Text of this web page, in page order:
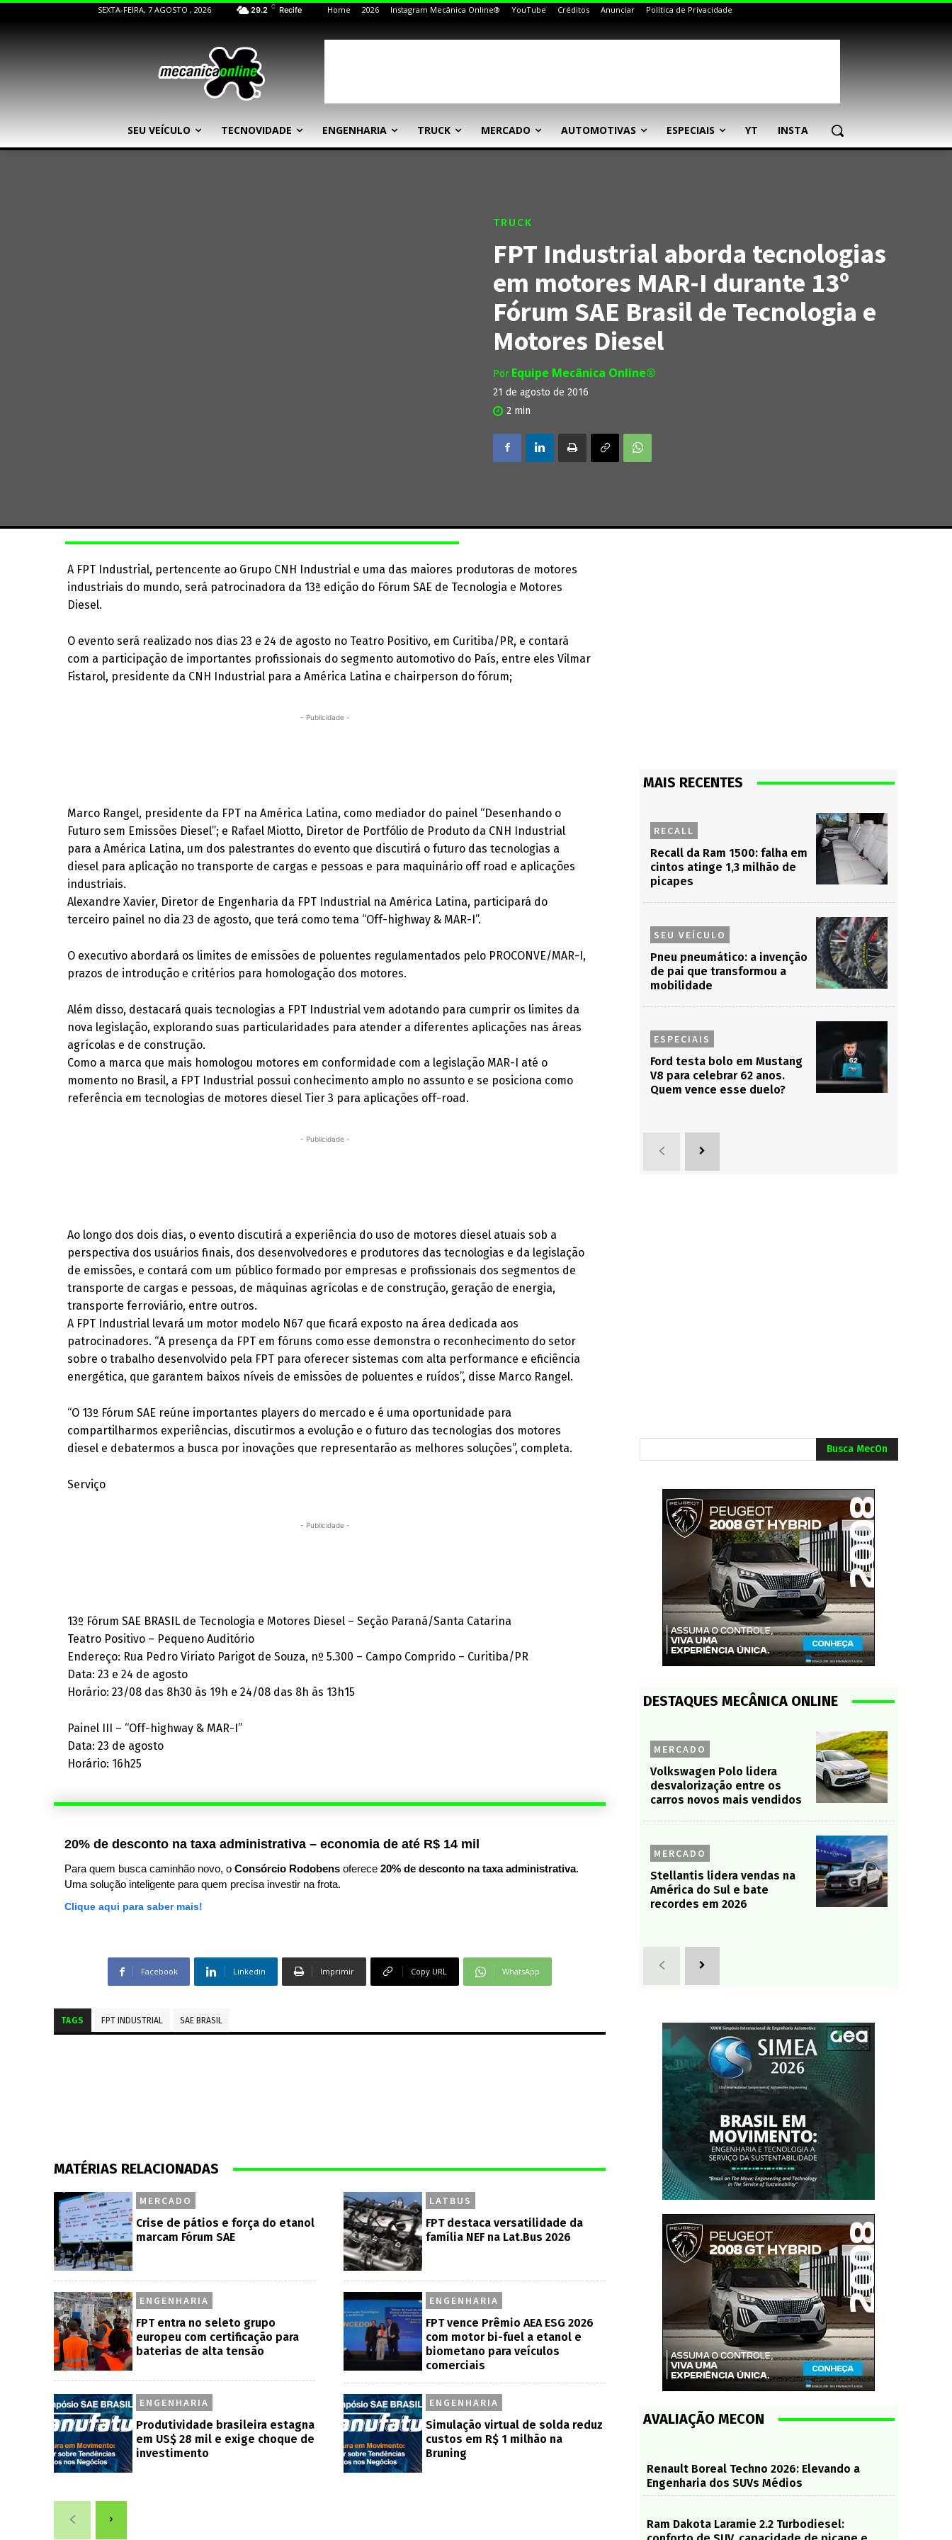
SEXTA-FEIRA, 7 AGOSTO , 2026 29.2 C Recife Home 2026 Instagram Mecânica Online® YouTube Créditos Anunciar Política de Privacidade
SEU VEÍCULO TECNOVIDADE ENGENHARIA TRUCK MERCADO AUTOMOTIVAS ESPECIAIS YT INSTA
TRUCK
FPT Industrial aborda tecnologias
em motores MAR-I durante 13º
Fórum SAE Brasil de Tecnologia e
Motores Diesel
Por Equipe Mecânica Online®
21 de agosto de 2016
2 min
A FPT Industrial, pertencente ao Grupo CNH Industrial e uma das maiores produtoras de motores
industriais do mundo, será patrocinadora da 13ª edição do Fórum SAE de Tecnologia e Motores
Diesel.
O evento será realizado nos dias 23 e 24 de agosto no Teatro Positivo, em Curitiba/PR, e contará
com a participação de importantes profissionais do segmento automotivo do País, entre eles Vilmar
Fistarol, presidente da CNH Industrial para a América Latina e chairperson do fórum;
- Publicidade -
Marco Rangel, presidente da FPT na América Latina, como mediador do painel “Desenhando o
Futuro sem Emissões Diesel”; e Rafael Miotto, Diretor de Portfólio de Produto da CNH Industrial
para a América Latina, um dos palestrantes do evento que discutirá o futuro das tecnologias a
diesel para aplicação no transporte de cargas e pessoas e para maquinário off road e aplicações
industriais.
Alexandre Xavier, Diretor de Engenharia da FPT Industrial na América Latina, participará do
terceiro painel no dia 23 de agosto, que terá como tema “Off-highway & MAR-I”.
O executivo abordará os limites de emissões de poluentes regulamentados pelo PROCONVE/MAR-I,
prazos de introdução e critérios para homologação dos motores.
Além disso, destacará quais tecnologias a FPT Industrial vem adotando para cumprir os limites da
nova legislação, explorando suas particularidades para atender a diferentes aplicações nas áreas
agrícolas e de construção.
Como a marca que mais homologou motores em conformidade com a legislação MAR-I até o
momento no Brasil, a FPT Industrial possui conhecimento amplo no assunto e se posiciona como
referência em tecnologias de motores diesel Tier 3 para aplicações off-road.
- Publicidade -
Ao longo dos dois dias, o evento discutirá a experiência do uso de motores diesel atuais sob a
perspectiva dos usuários finais, dos desenvolvedores e produtores das tecnologias e da legislação
de emissões, e contará com um público formado por empresas e profissionais dos segmentos de
transporte de cargas e pessoas, de máquinas agrícolas e de construção, geração de energia,
transporte ferroviário, entre outros.
A FPT Industrial levará um motor modelo N67 que ficará exposto na área dedicada aos
patrocinadores. “A presença da FPT em fóruns como esse demonstra o reconhecimento do setor
sobre o trabalho desenvolvido pela FPT para oferecer sistemas com alta performance e eficiência
energética, que garantem baixos níveis de emissões de poluentes e ruídos”, disse Marco Rangel.
“O 13º Fórum SAE reúne importantes players do mercado e é uma oportunidade para
compartilharmos experiências, discutirmos a evolução e o futuro das tecnologias dos motores
diesel e debatermos a busca por inovações que representarão as melhores soluções”, completa.
Serviço
- Publicidade -
13º Fórum SAE BRASIL de Tecnologia e Motores Diesel – Seção Paraná/Santa Catarina
Teatro Positivo – Pequeno Auditório
Endereço: Rua Pedro Viriato Parigot de Souza, nº 5.300 – Campo Comprido – Curitiba/PR
Data: 23 e 24 de agosto
Horário: 23/08 das 8h30 às 19h e 24/08 das 8h às 13h15
Painel III – “Off-highway & MAR-I”
Data: 23 de agosto
Horário: 16h25
20% de desconto na taxa administrativa – economia de até R$ 14 mil
Para quem busca caminhão novo, o Consórcio Rodobens oferece 20% de desconto na taxa administrativa.
Uma solução inteligente para quem precisa investir na frota.
Clique aqui para saber mais!
Facebook Linkedin Imprimir Copy URL WhatsApp
TAGS FPT INDUSTRIAL SAE BRASIL
MATÉRIAS RELACIONADAS
MERCADO
Crise de pátios e força do etanol
marcam Fórum SAE
LATBUS
FPT destaca versatilidade da
família NEF na Lat.Bus 2026
ENGENHARIA
FPT entra no seleto grupo
europeu com certificação para
baterias de alta tensão
ENGENHARIA
FPT vence Prêmio AEA ESG 2026
com motor bi-fuel a etanol e
biometano para veículos
comerciais
ENGENHARIA
Produtividade brasileira estagna
em US$ 28 mil e exige choque de
investimento
ENGENHARIA
Simulação virtual de solda reduz
custos em R$ 1 milhão na
Bruning
MAIS RECENTES
RECALL
Recall da Ram 1500: falha em
cintos atinge 1,3 milhão de
picapes
SEU VEÍCULO
Pneu pneumático: a invenção
de pai que transformou a
mobilidade
ESPECIAIS
Ford testa bolo em Mustang
V8 para celebrar 62 anos.
Quem vence esse duelo?
Busca MecOn
DESTAQUES MECÂNICA ONLINE
MERCADO
Volkswagen Polo lidera
desvalorização entre os
carros novos mais vendidos
MERCADO
Stellantis lidera vendas na
América do Sul e bate
recordes em 2026
AVALIAÇÃO MECON
Renault Boreal Techno 2026: Elevando a
Engenharia dos SUVs Médios
Ram Dakota Laramie 2.2 Turbodiesel: